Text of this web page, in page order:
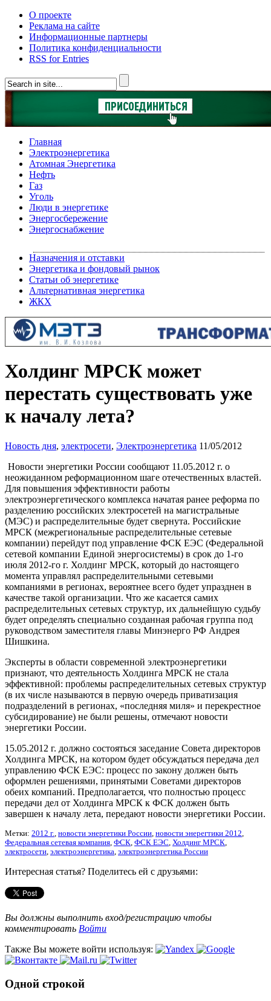
О проекте
Реклама на сайте
Информационные партнеры
Политика конфиденциальности
RSS for Entries
Главная
Электроэнергетика
Атомная Энергетика
Нефть
Газ
Уголь
Люди в энергетике
Энергосбережение
Энергоснабжение
Назначения и отставки
Энергетика и фондовый рынок
Статьи об энергетике
Альтернативная энергетика
ЖКХ
Холдинг МРСК может
перестать существовать уже
к началу лета?
Новость дня, электросети, Электроэнергетика 11/05/2012
Новости энергетики России сообщают 11.05.2012 г. о
неожиданном реформационном шаге отечественных властей.
Для повышения эффективности работы
электроэнергетического комплекса начатая ранее реформа по
разделению российских электросетей на магистральные
(МЭС) и распределительные будет свернута. Российские
МРСК (межрегиональные распределительные сетевые
компании) перейдут под управление ФСК ЕЭС (Федеральной
сетевой компании Единой энергосистемы) в срок до 1-го
июля 2012-го г. Холдинг МРСК, который до настоящего
момента управлял распределительными сетевыми
компаниями в регионах, вероятнее всего будет упразднен в
качестве такой организации. Что же касается самих
распределительных сетевых структур, их дальнейшую судьбу
будет определять специально созданная рабочая группа под
руководством заместителя главы Минэнерго РФ Андрея
Шишкина.
Эксперты в области современной электроэнергетики
признают, что деятельность Холдинга МРСК не стала
эффективной: проблемы распределительных сетевых структур
(в их числе называются в первую очередь приватизация
подразделений в регионах, «последняя миля» и перекрестное
субсидирование) не были решены, отмечают новости
энергетики России.
15.05.2012 г. должно состояться заседание Совета директоров
Холдинга МРСК, на котором будет обсуждаться передача дел
управлению ФСК ЕЭС: процесс по закону должен быть
оформлен решениями, принятыми Советами директоров
обеих компаний. Предполагается, что полностью процесс
передачи дел от Холдинга МРСК к ФСК должен быть
завершен к началу лета, передают новости энергетики России.
Метки: 2012 г., новости энергетики России, новости энерегтики 2012,
Федеральная сетевая компания, ФСК, ФСК ЕЭС, Холдинг МРСК,
электросети, электроэнергетика, электроэнергетика России
Интересная статья? Поделитесь ей с друзьями:
Вы должны выполнить вход/регистрацию чтобы
комментировать Войти
Также Вы можете войти используя:
Одной строкой